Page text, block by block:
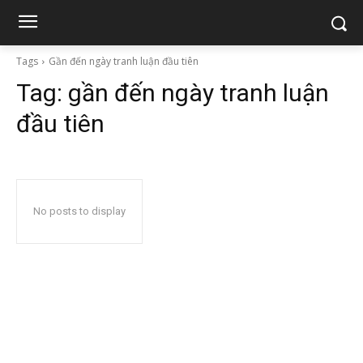
Tags Gần đến ngày tranh luận đầu tiên
Tag: gần đến ngày tranh luận
đầu tiên
No posts to display